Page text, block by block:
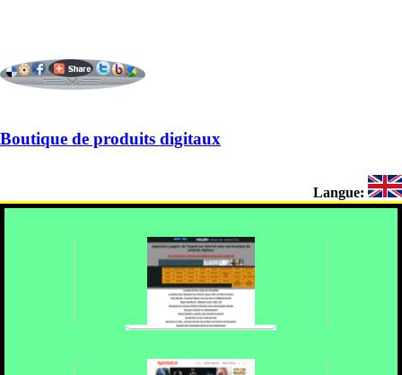
Boutique de produits digitaux
Langue: